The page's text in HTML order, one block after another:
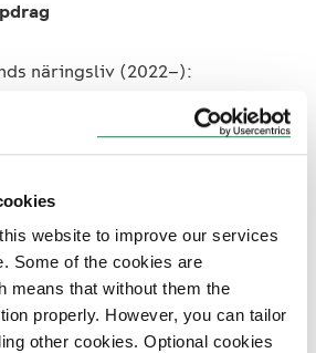
website to improve our services
Some of the cookies are
means that without them the
properly. However, you can tailor
other cookies. Optional cookies
näringsliv (2022–):
för servicebranscherna
flera
(2020–):
trafikutskottet
(2019–):